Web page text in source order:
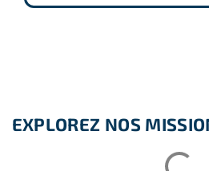
– Bonnes conditions physiques.
EXPLOREZ NOS